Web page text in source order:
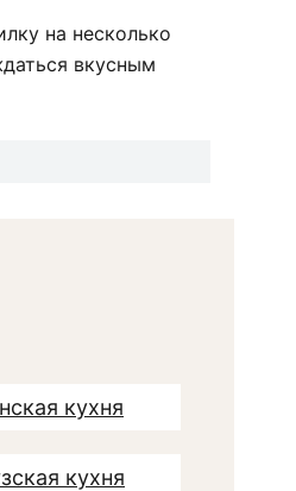
на несколько
вкусным
кухня
кухня